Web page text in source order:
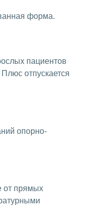
форма.
пациентов
отпускается
опорно-
от прямых